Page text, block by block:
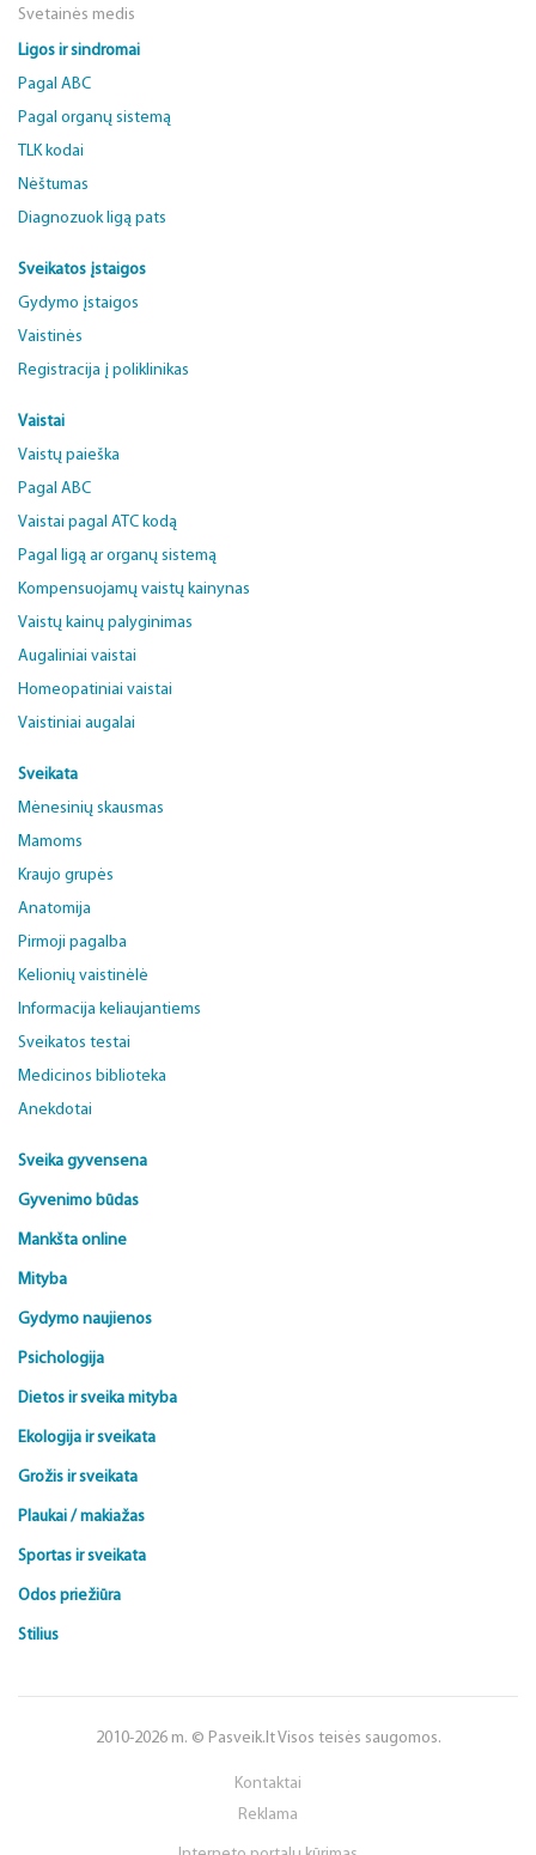
Svetainės medis
Ligos ir sindromai
Pagal ABC
Pagal organų sistemą
TLK kodai
Nėštumas
Diagnozuok ligą pats
Sveikatos įstaigos
Gydymo įstaigos
Vaistinės
Registracija į poliklinikas
Vaistai
Vaistų paieška
Pagal ABC
Vaistai pagal ATC kodą
Pagal ligą ar organų sistemą
Kompensuojamų vaistų kainynas
Vaistų kainų palyginimas
Augaliniai vaistai
Homeopatiniai vaistai
Vaistiniai augalai
Sveikata
Mėnesinių skausmas
Mamoms
Kraujo grupės
Anatomija
Pirmoji pagalba
Kelionių vaistinėlė
Informacija keliaujantiems
Sveikatos testai
Medicinos biblioteka
Anekdotai
Sveika gyvensena
Gyvenimo būdas
Mankšta online
Mityba
Gydymo naujienos
Psichologija
Dietos ir sveika mityba
Ekologija ir sveikata
Grožis ir sveikata
Plaukai / makiažas
Sportas ir sveikata
Odos priežiūra
Stilius
2010-2026 m. © Pasveik.lt Visos teisės saugomos.
Kontaktai
Reklama